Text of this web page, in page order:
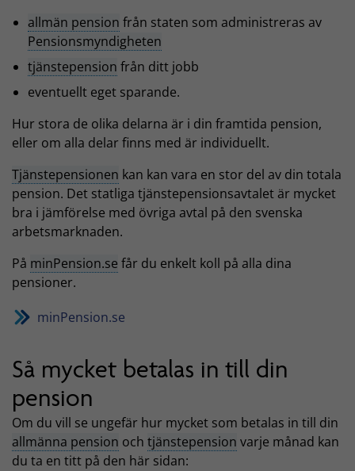
allmän pension från staten som administreras av
Pensionsmyndigheten
tjänstepension från ditt jobb
eventuellt eget sparande.
Hur stora de olika delarna är i din framtida pension,
eller om alla delar finns med är individuellt.
Tjänstepensionen kan kan vara en stor del av din totala
pension. Det statliga tjänstepensionsavtalet är mycket
bra i jämförelse med övriga avtal på den svenska
arbetsmarknaden.
På minPension.se får du enkelt koll på alla dina
pensioner.
minPension.se
Så mycket betalas in till din
pension
Om du vill se ungefär hur mycket som betalas in till din
allmänna pension och tjänstepension varje månad kan
du ta en titt på den här sidan: